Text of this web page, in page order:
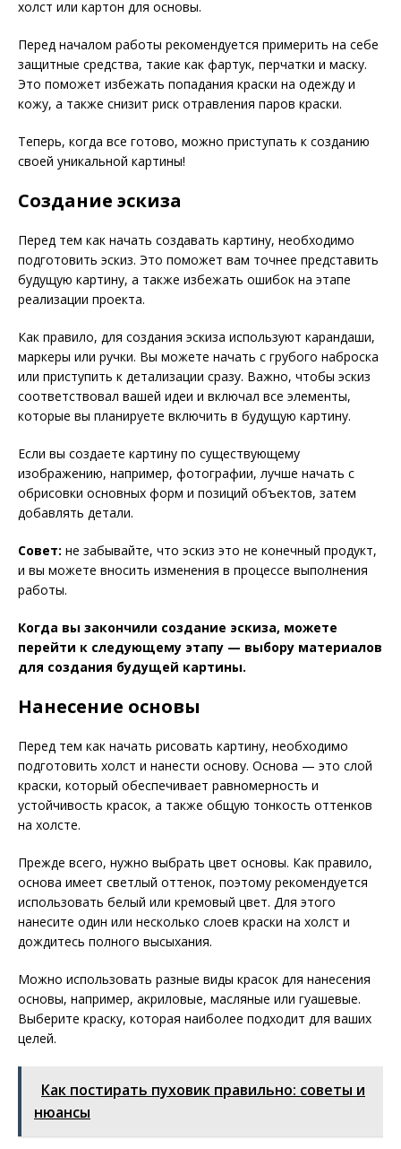
холст или картон для основы.
Перед началом работы рекомендуется примерить на себе
защитные средства, такие как фартук, перчатки и маску.
Это поможет избежать попадания краски на одежду и
кожу, а также снизит риск отравления паров краски.
Теперь, когда все готово, можно приступать к созданию
своей уникальной картины!
Создание эскиза
Перед тем как начать создавать картину, необходимо
подготовить эскиз. Это поможет вам точнее представить
будущую картину, а также избежать ошибок на этапе
реализации проекта.
Как правило, для создания эскиза используют карандаши,
маркеры или ручки. Вы можете начать с грубого наброска
или приступить к детализации сразу. Важно, чтобы эскиз
соответствовал вашей идеи и включал все элементы,
которые вы планируете включить в будущую картину.
Если вы создаете картину по существующему
изображению, например, фотографии, лучше начать с
обрисовки основных форм и позиций объектов, затем
добавлять детали.
Совет: не забывайте, что эскиз это не конечный продукт,
и вы можете вносить изменения в процессе выполнения
работы.
Когда вы закончили создание эскиза, можете
перейти к следующему этапу — выбору материалов
для создания будущей картины.
Нанесение основы
Перед тем как начать рисовать картину, необходимо
подготовить холст и нанести основу. Основа — это слой
краски, который обеспечивает равномерность и
устойчивость красок, а также общую тонкость оттенков
на холсте.
Прежде всего, нужно выбрать цвет основы. Как правило,
основа имеет светлый оттенок, поэтому рекомендуется
использовать белый или кремовый цвет. Для этого
нанесите один или несколько слоев краски на холст и
дождитесь полного высыхания.
Можно использовать разные виды красок для нанесения
основы, например, акриловые, масляные или гуашевые.
Выберите краску, которая наиболее подходит для ваших
целей.
Как постирать пуховик правильно: советы и
нюансы